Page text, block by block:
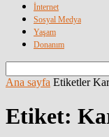
İnternet
Sosyal Medya
Yaşam
Donanım
Ana sayfa Etiketler
Etiket: